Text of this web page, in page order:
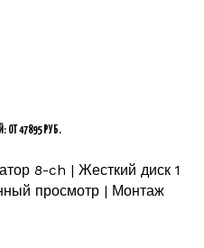
ОТ 47895 РУБ.
8-ch | Жесткий диск 1
просмотр | Монтаж